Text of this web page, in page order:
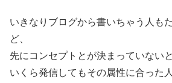
いきなりブログから書いちゃう人も
ど、
先にコンセプトとが決まっていないと
いくら発信してもその属性に合った